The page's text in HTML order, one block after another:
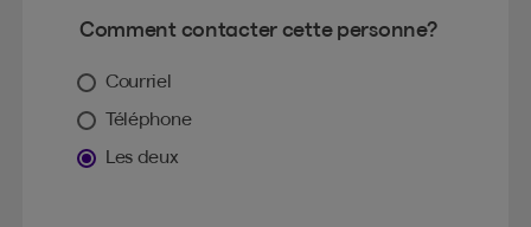
Comment contacter cette personne?
Courriel
Téléphone
Les deux